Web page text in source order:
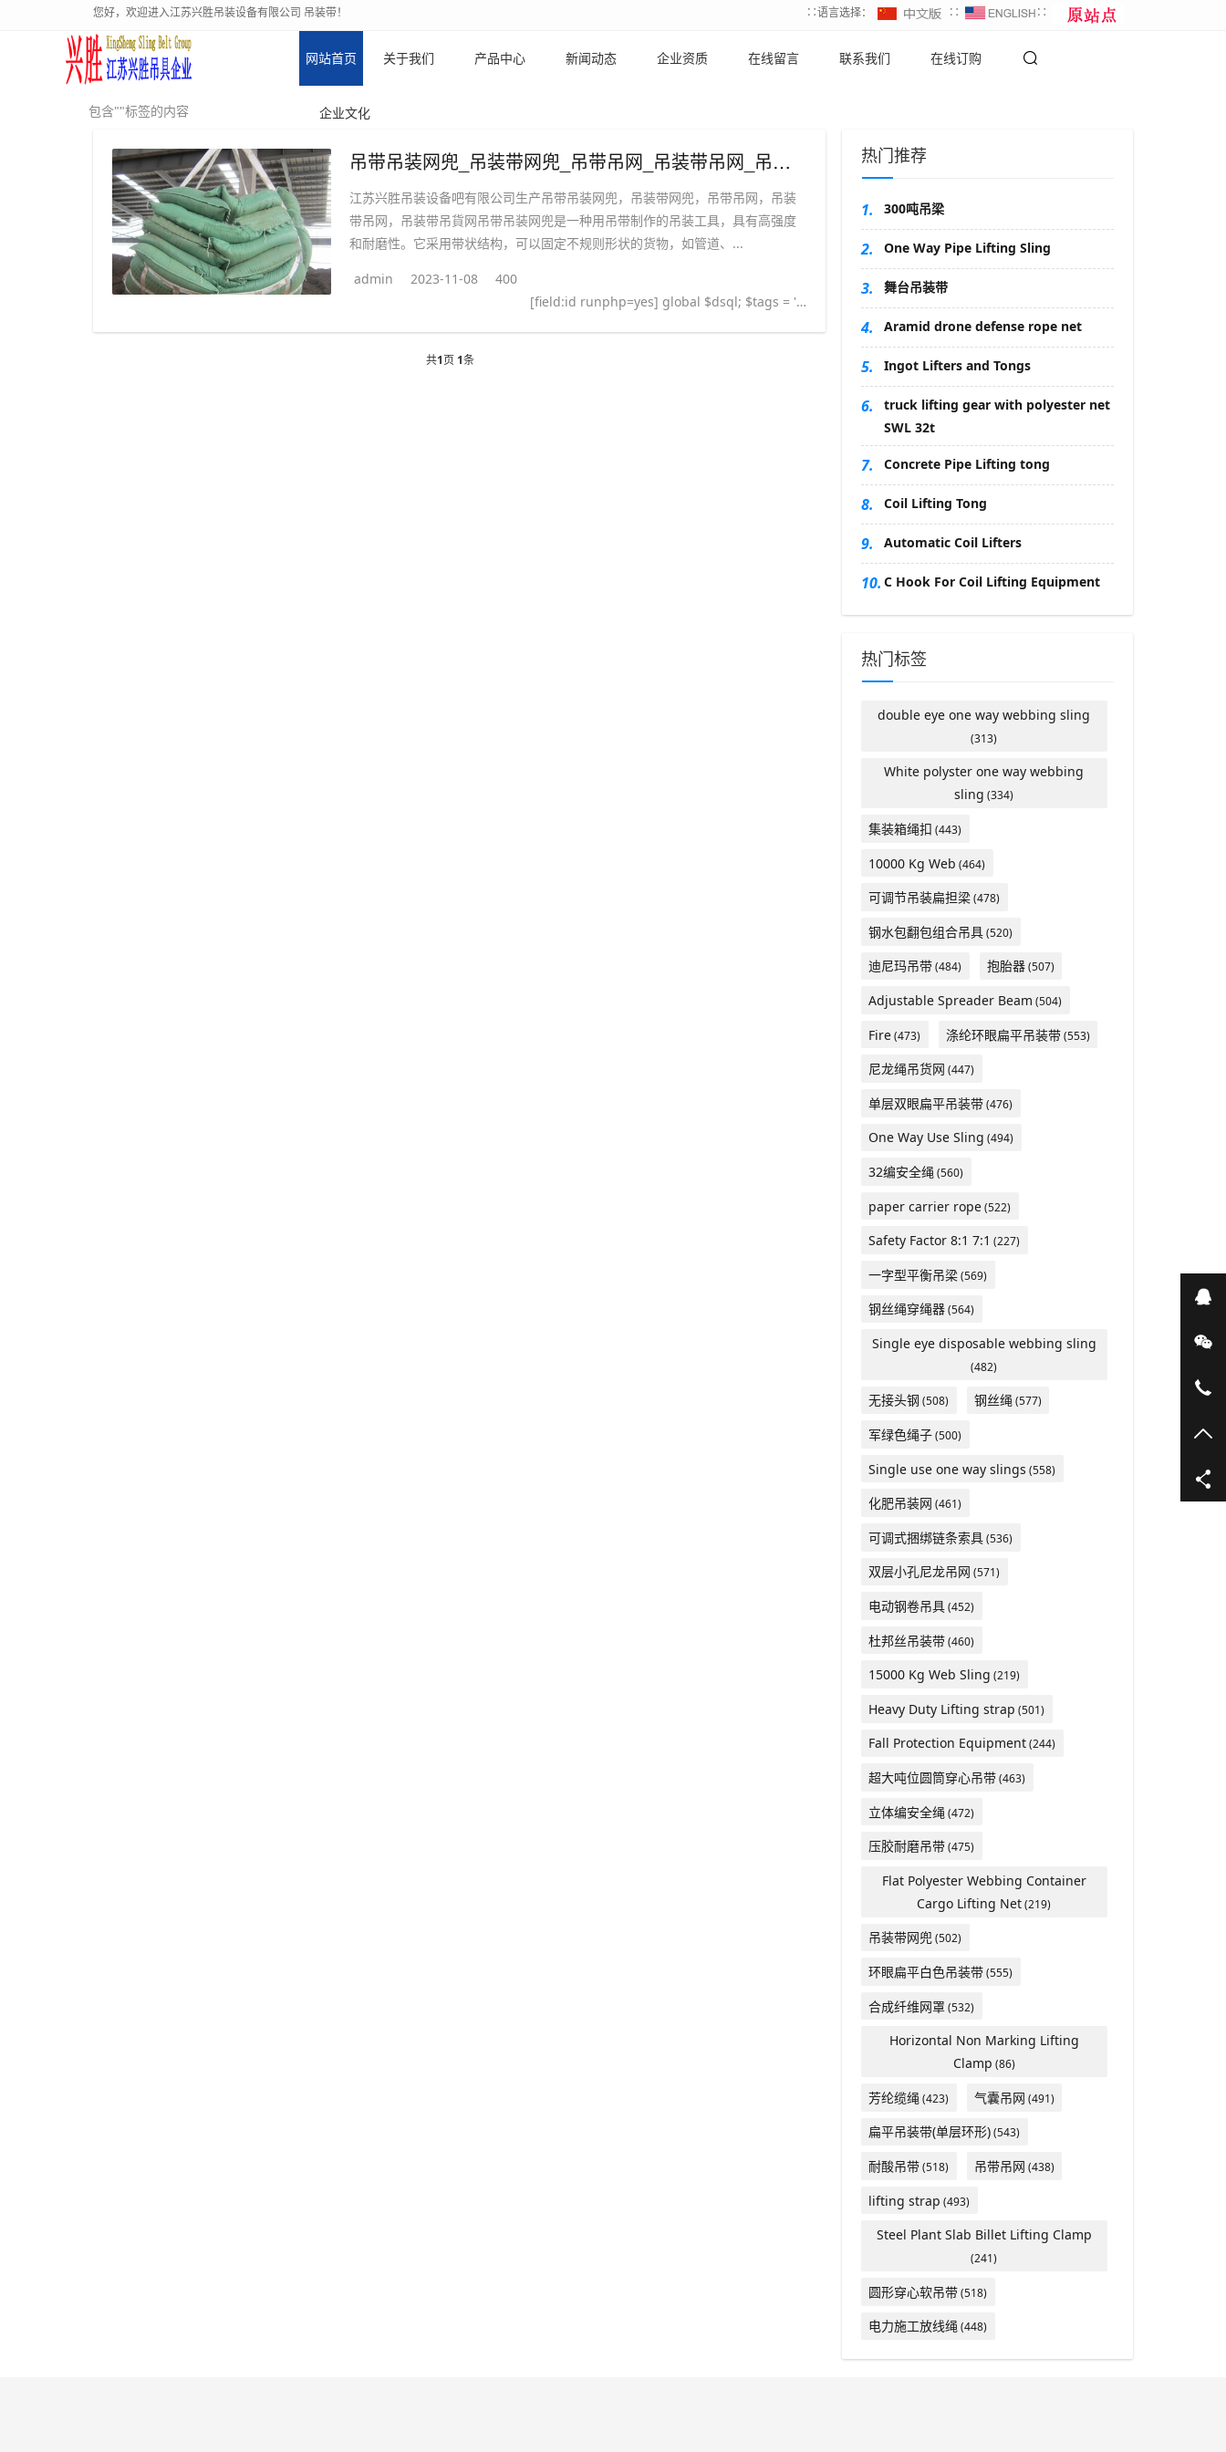
您好，欢迎进入江苏兴胜吊装设备有限公司 吊装带！ ∷语言选择： ∷ ∷
网站首页 关于我们 产品中心 新闻动态 企业资质 在线留言 联系我们 在线订购
企业文化
包含""标签的内容
吊带吊装网兜_吊装带网兜_吊带吊网_吊装带吊网_吊装带吊貨网
江苏兴胜吊装设备吧有限公司生产吊带吊装网兜，吊装带网兜，吊带吊网，吊装
带吊网，吊装带吊貨网吊带吊装网兜是一种用吊带制作的吊装工具，具有高强度
和耐磨性。它采用带状结构，可以固定不规则形状的货物，如管道、...
admin 2023-11-08
400
[field:id runphp=yes] global $dsql; $tags = ''; $query = "SELECT tag FROM `#@__taglist` WHERE aid='@me' "; $dsql->Execute('tag',$query); while($row = $dsql->GetArray('tag')) { $tags .= "#
共1页 1条
热门推荐
1. 300吨吊梁
2. One Way Pipe Lifting Sling
3. 舞台吊装带
4. Aramid drone defense rope net
5. Ingot Lifters and Tongs
6.
truck lifting gear with polyester net
SWL 32t
7. Concrete Pipe Lifting tong
8. Coil Lifting Tong
9. Automatic Coil Lifters
10. C Hook For Coil Lifting Equipment
热门标签
double eye one way webbing sling
(313)
White polyster one way webbing
sling (334)
集装箱绳扣 (443)
10000 Kg Web (464)
可调节吊装扁担梁(478)
钢水包翻包组合吊具(520)
迪尼玛吊带(484) 抱胎器(507)
Adjustable Spreader Beam (504)
Fire(473) 涤纶环眼扁平吊装带(553)
尼龙绳吊货网 (447)
单层双眼扁平吊装带(476)
One Way Use Sling (494)
32编安全绳(560)
paper carrier rope(522)
Safety Factor 8:1 7:1 (227)
一字型平衡吊梁(569)
钢丝绳穿绳器(564)
Single eye disposable webbing sling
(482)
无接头钢 (508) 钢丝绳(577)
军绿色绳子(500)
Single use one way slings (558)
化肥吊装网 (461)
可调式捆绑链条索具(536)
双层小孔尼龙吊网 (571)
电动钢卷吊具(452)
杜邦丝吊装带(460)
15000 Kg Web Sling (219)
Heavy Duty Lifting strap (501)
Fall Protection Equipment(244)
超大吨位圆筒穿心吊带(463)
立体编安全绳 (472)
压胶耐磨吊带(475)
Flat Polyester Webbing Container
Cargo Lifting Net(219)
吊装带网兜(502)
环眼扁平白色吊装带(555)
合成纤维网罩 (532)
Horizontal Non Marking Lifting
Clamp (86)
芳纶缆绳 (423) 气囊吊网 (491)
扁平吊装带(单层环形)(543)
耐酸吊带(518) 吊带吊网 (438)
lifting strap (493)
Steel Plant Slab Billet Lifting Clamp
(241)
圆形穿心软吊带(518)
电力施工放线绳(448)
在
微